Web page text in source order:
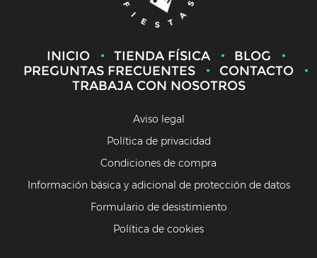
INICIO TIENDA FÍSICA
BLOG
PREGUNTAS FRECUENTES
CONTACTO
TRABAJA CON NOSOTROS
Aviso legal
Política de privacidad
Condiciones de compra
Información básica y adicional de protección de datos
Formulario de desistimiento
Política de cookies